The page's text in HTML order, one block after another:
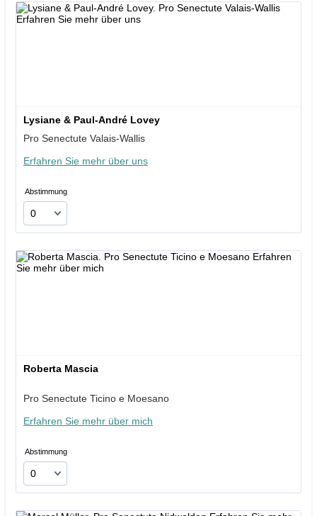
Lysiane & Paul-André Lovey
Pro Senectute Valais-Wallis
Erfahren Sie mehr über uns
Abstimmung
Roberta Mascia
Pro Senectute Ticino e Moesano
Erfahren Sie mehr über mich
Abstimmung